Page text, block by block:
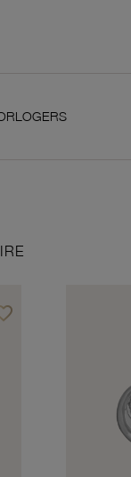
Ajouter à vos favoris